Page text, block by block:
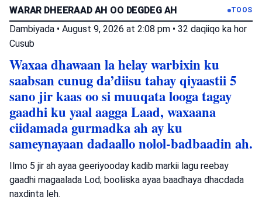
WARAR DHEERAAD AH OO DEGDEG AH TOOS
Dambiyada • August 9, 2026 at 2:08 pm • 32 daqiiqo ka hor
Cusub
Waxaa dhawaan la helay warbixin ku
saabsan cunug da’diisu tahay qiyaastii 5
sano jir kaas oo si muuqata looga tagay
gaadhi ku yaal aagga Laad, waxaana
ciidamada gurmadka ah ay ku
sameynayaan dadaallo nolol-badbaadin ah.
Ilmo 5 jir ah ayaa geeriyooday kadib markii lagu reebay
gaadhi magaalada Lod; booliiska ayaa baadhaya dhacdada
naxdinta leh.